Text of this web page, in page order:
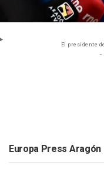
El presidente
-
Europa Press Aragón